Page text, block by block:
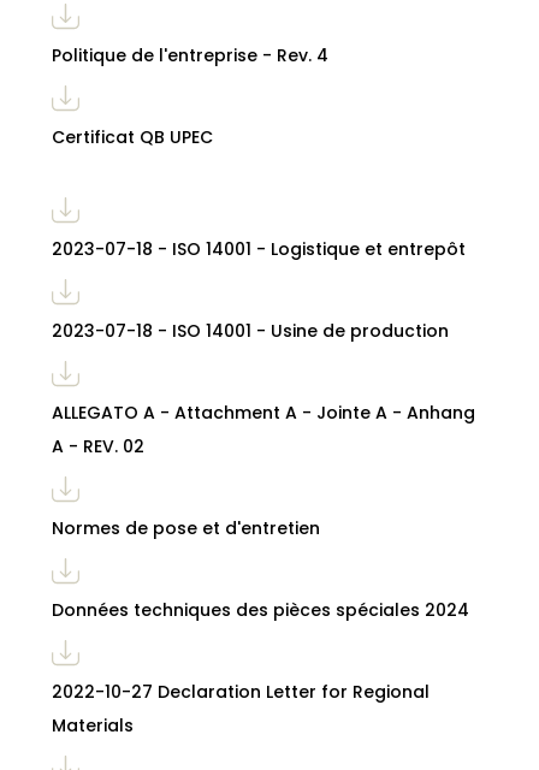
Politique de l'entreprise - Rev. 4
Certificat QB UPEC
2023-07-18 - ISO 14001 - Logistique et entrepôt
2023-07-18 - ISO 14001 - Usine de production
ALLEGATO A - Attachment A - Jointe A - Anhang
A - REV. 02
Normes de pose et d'entretien
Données techniques des pièces spéciales 2024
2022-10-27 Declaration Letter for Regional
Materials